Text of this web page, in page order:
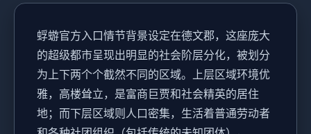
蜉蝣官方入口情节背景设定在德文郡，这座庞大
的超级都市呈现出明显的社会阶层分化，被划分
为上下两个个截然不同的区域。上层区域环境优
雅，高楼耸立，是富商巨贾和社会精英的居住
地；而下层区域则人口密集，生活着普通劳动者